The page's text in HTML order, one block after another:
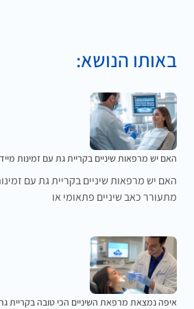
באותו הנושא:
האם יש מרפאות שיניים בקריית גת עם זמינות
האם יש מרפאות שיניים בקריית גת עם
מתעורר כאב שיניים פתאומי או
איפה נמצאת מרפאת השיניים הכי טובה בקריית